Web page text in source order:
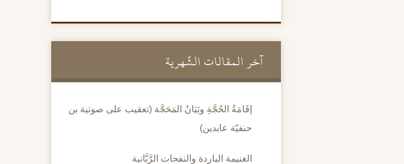
آخر المقالات الشَّهرية
إقَامَةُ الحُجَّةِ وبَيَانُ المَحَجَّة (تعقيب على صوتية بن
حنفيّة عابدين)
الغنيمة الباردة والنفحات الرَّبَّانية